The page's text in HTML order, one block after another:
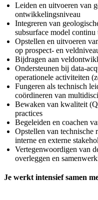
Leiden en uitvoeren van
ontwikkelingsniveau
Integreren van
subsurface model continu
Opstellen en uitvoeren
op prospect- en
Bijdragen aan
Ondersteunen bij data-
operationele activiteiten
Fungeren als technisch
coördineren van
Bewaken van kwaliteit
practices
Begeleiden en coachen
Opstellen van technische
interne en externe
Vertegenwoordigen van
overleggen en
Je werkt intensief samen